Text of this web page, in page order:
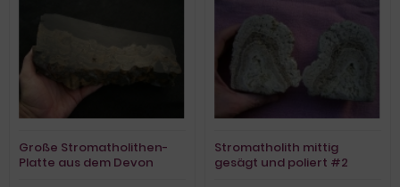
Große Stromatholithen-
Platte aus dem Devon
Stromatholith mittig
gesägt und poliert #2